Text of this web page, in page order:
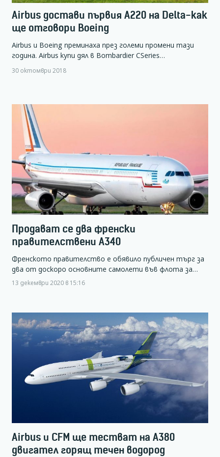
Airbus достави първия А220 на Delta-как
ще отговори Boeing
Airbus и Boeing преминаха през големи промени тази
година. Airbus купи дял в Bombardier CSeries…
30 октомври 2018
Продават се два френски
правителствени А340
Френското правителство е обявило публичен търг за
два от доскоро основните самолети във флота за…
13 декември 2020 в 15:16
Airbus и CFM ще тестват на A380
двигател горящ течен водород